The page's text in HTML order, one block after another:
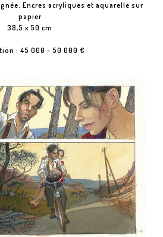
Encres acryliques et aquarelle sur
papier
38,5 x 50 cm
: 45 000 - 50 000 €